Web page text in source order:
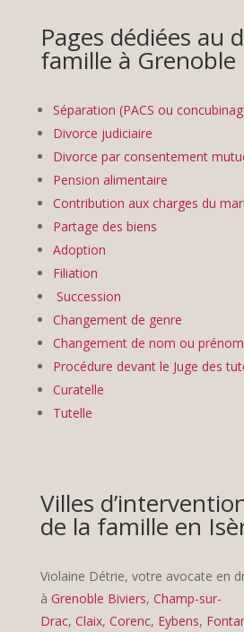
Pages dédiées au
famille à Grenoble
Séparation (PACS ou
Divorce judiciaire
Divorce par consentement
Pension alimentaire
Contribution aux charges du
Partage des biens
Adoption
Filiation
Succession
Changement de genre
Changement de nom ou prénom
Procédure devant le Juge des
Curatelle
Tutelle
Villes
de la famille en
Violaine Détrie, votre avocate en
à Grenoble Biviers, Champ-sur-
Drac, Claix, Corenc, Eybens,